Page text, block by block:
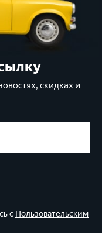
скидках и
с Пользовательским